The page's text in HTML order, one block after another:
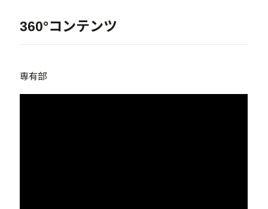
360°コンテンツ
専有部